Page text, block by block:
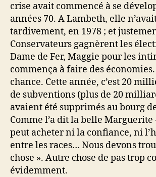
crise avait commencé à se
années 70. A Lambeth, elle
tardivement, en 1978 ; et
Conservateurs gagnèrent les
Dame de Fer, Maggie pour les
commença à faire des économies.
chance. Cette année, c’est 20
de subventions (plus de 20
avaient été supprimés au bourg
Comme l’a dit la belle Marguerite
peut acheter ni la confiance, ni
entre les races… Nous devons
chose ». Autre chose de pas trop
évidemment.